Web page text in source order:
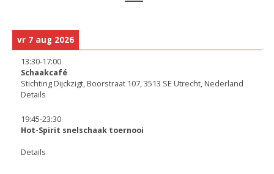
vr 7 aug 2026
13:30-17:00
Schaakcafé
Stichting Dijckzigt, Boorstraat 107, 3513 SE Utrecht, Nederland
Details
19:45-23:30
Hot-Spirit snelschaak toernooi
Details